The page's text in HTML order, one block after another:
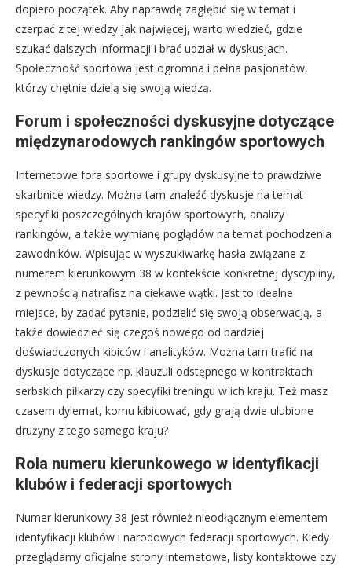
dopiero początek. Aby naprawdę zagłębić się w temat i
czerpać z tej wiedzy jak najwięcej, warto wiedzieć, gdzie
szukać dalszych informacji i brać udział w dyskusjach.
Społeczność sportowa jest ogromna i pełna pasjonatów,
którzy chętnie dzielą się swoją wiedzą.
Forum i społeczności dyskusyjne dotyczące
międzynarodowych rankingów sportowych
Internetowe fora sportowe i grupy dyskusyjne to prawdziwe
skarbnice wiedzy. Można tam znaleźć dyskusje na temat
specyfiki poszczególnych krajów sportowych, analizy
rankingów, a także wymianę poglądów na temat pochodzenia
zawodników. Wpisując w wyszukiwarkę hasła związane z
numerem kierunkowym 38 w kontekście konkretnej dyscypliny,
z pewnością natrafisz na ciekawe wątki. Jest to idealne
miejsce, by zadać pytanie, podzielić się swoją obserwacją, a
także dowiedzieć się czegoś nowego od bardziej
doświadczonych kibiców i analityków. Można tam trafić na
dyskusje dotyczące np. klauzuli odstępnego w kontraktach
serbskich piłkarzy czy specyfiki treningu w ich kraju. Też masz
czasem dylemat, komu kibicować, gdy grają dwie ulubione
drużyny z tego samego kraju?
Rola numeru kierunkowego w identyfikacji
klubów i federacji sportowych
Numer kierunkowy 38 jest również nieodłącznym elementem
identyfikacji klubów i narodowych federacji sportowych. Kiedy
przeglądamy oficjalne strony internetowe, listy kontaktowe czy